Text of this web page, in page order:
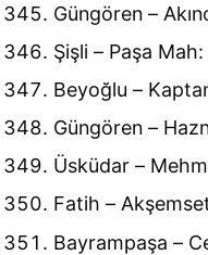
Güngören –
Şişli – Paşa
Beyoğlu –
Güngören –
Üsküdar –
Fatih –
Bayrampaşa –